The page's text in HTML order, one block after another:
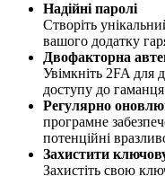
Надійні паролі
Створіть
вашого додатку
Двофакторна
Увімкніть 2FA для
доступу до
Регулярно
програмне
потенційні
Захистити
Захистіть свою